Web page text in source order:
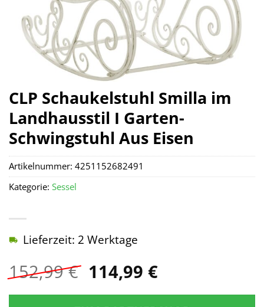
CLP Schaukelstuhl Smilla im
Landhausstil I Garten-
Schwingstuhl Aus Eisen
152,99€ Ursprünglicher
Preis
114,99 €Aktueller
Lieferzeit: 2 Werktage
Artikelnummer: 4251152682491
Kategorie: Sessel